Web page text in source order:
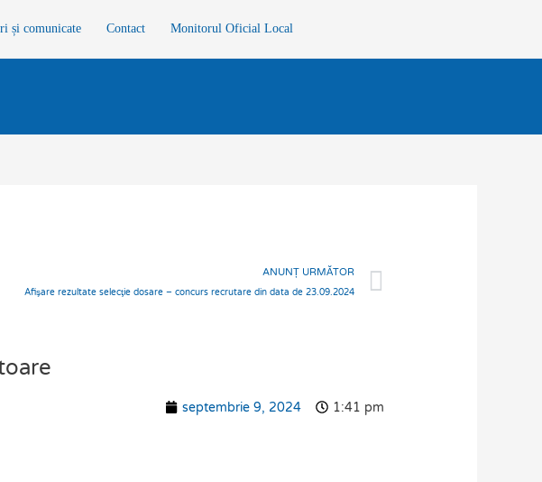
și comunicate Contact Monitorul Oficial Local
ANUNȚ URMĂTOR
Afişare rezultate selecţie dosare – concurs recrutare din data de 23.09.2024
septembrie 9, 2024 1:41 pm